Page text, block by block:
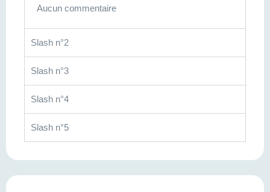
Aucun commentaire
Slash n°2
Slash n°3
Slash n°4
Slash n°5